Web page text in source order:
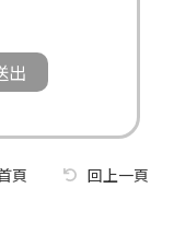
及方式
依法令規定
頁 回上一頁